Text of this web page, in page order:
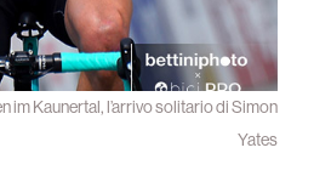
im Kaunertal, l’arrivo solitario di Simon
Yates